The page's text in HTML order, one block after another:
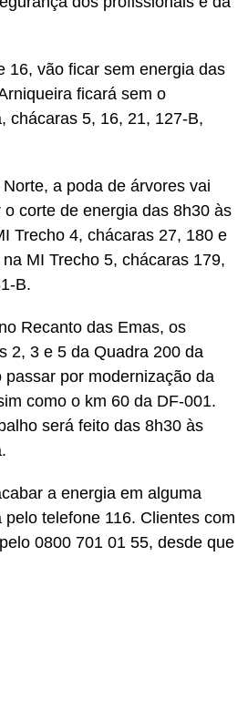
16, vão ficar sem energia das
ficará sem o
chácaras 5, 16, 21, 127-B,
a poda de árvores vai
o corte de energia das 8h30 às
Trecho 4, chácaras 27, 180 e
MI Trecho 5, chácaras 179,
B.
Recanto das Emas, os
2, 3 e 5 da Quadra 200 da
passar por modernização da
como o km 60 da DF-001.
será feito das 8h30 às
a energia em alguma
telefone 116. Clientes com
0800 701 01 55, desde que